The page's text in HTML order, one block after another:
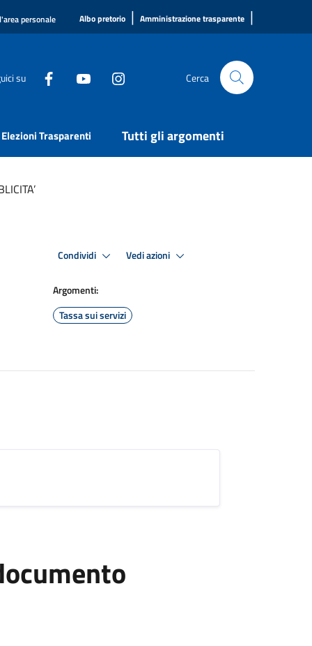
personale Albo pretorio | Amministrazione trasparente |
su Cerca
Elezioni Trasparenti Tutti gli argomenti
Condividi Vedi azioni
Argomenti:
Tassa sui servizi